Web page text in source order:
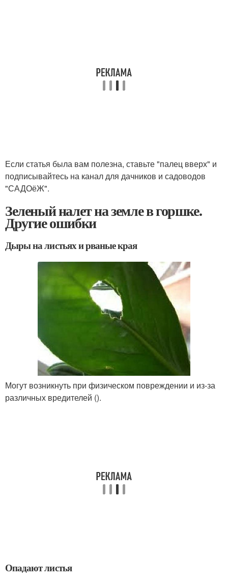
Если статья была вам полезна, ставьте "палец вверх" и
подписывайтесь на канал для дачников и садоводов
"САДОёЖ".
Зеленый налет на земле в горшке.
Другие ошибки
Дыры на листьях и рваные края
Могут возникнуть при физическом повреждении и из-за
различных вредителей ().
Опадают листья